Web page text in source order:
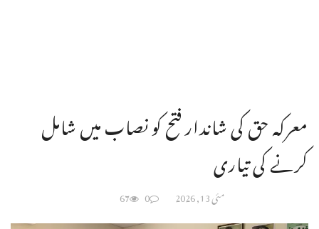
معرکہ حق کی شاندار فتح کو نصاب میں شامل
کرنے کی تیاری
مئی 13, 2026 0
67